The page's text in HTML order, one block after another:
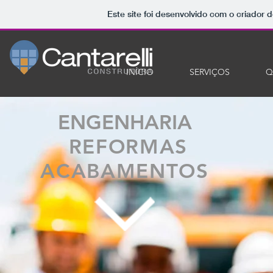
Este site foi desenvolvido com o criador
INÍCIO SERVIÇOS
ENGENHARIA
REFORMAS
ACABAMENTOS